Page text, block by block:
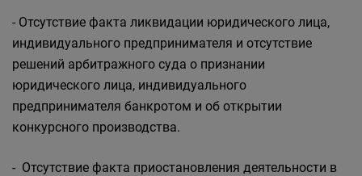
- Отсутствие факта ликвидации юридического лица,
индивидуального предпринимателя и отсутствие
решений арбитражного суда о признании
юридического лица, индивидуального
предпринимателя банкротом и об открытии
конкурсного производства.
- Отсутствие факта приостановления деятельности в